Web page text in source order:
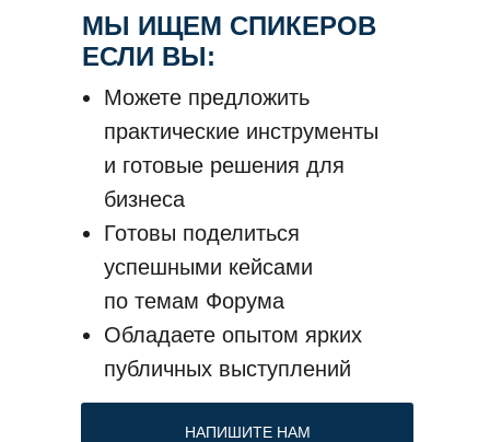
Можете предложить
практические инструменты
и готовые решения для
бизнеса
Готовы поделиться
успешными кейсами
по темам Форума
Обладаете опытом ярких
публичных выступлений
МЫ ИЩЕМ СПИКЕРОВ
ЕСЛИ ВЫ:
НАПИШИТЕ НАМ